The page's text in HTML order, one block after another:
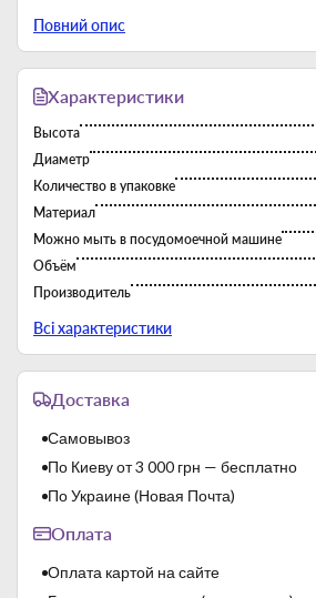
Рекомендации по очистке
Стеклянную посуду серии Elements
посудомоечном оборудовании.
выдерживает до 3000 циклов
могут нанести дефекты покрытию.
Повний опис
Характеристики
Высота
Диаметр
Количество в упаковке
Материал
Можно мыть в посудомоечной машине
Объём
Производитель
Серия
Цвет
Всі характеристики
Доставка
Самовывоз
По Киеву от 3 000 грн — бесплатно
По Украине (Новая Почта)
Оплата
Оплата картой на сайте